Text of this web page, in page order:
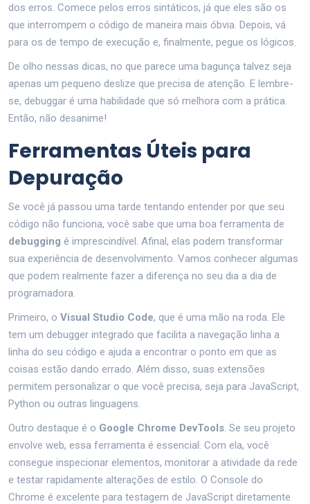
dos erros. Comece pelos erros sintáticos, já que eles são os
que interrompem o código de maneira mais óbvia. Depois, vá
para os de tempo de execução e, finalmente, pegue os lógicos.
De olho nessas dicas, no que parece uma bagunça talvez seja
apenas um pequeno deslize que precisa de atenção. E lembre-
se, debuggar é uma habilidade que só melhora com a prática.
Então, não desanime!
Ferramentas Úteis para
Depuração
Se você já passou uma tarde tentando entender por que seu
código não funciona, você sabe que uma boa ferramenta de
debugging é imprescindível. Afinal, elas podem transformar
sua experiência de desenvolvimento. Vamos conhecer algumas
que podem realmente fazer a diferença no seu dia a dia de
programadora.
Primeiro, o Visual Studio Code, que é uma mão na roda. Ele
tem um debugger integrado que facilita a navegação linha a
linha do seu código e ajuda a encontrar o ponto em que as
coisas estão dando errado. Além disso, suas extensões
permitem personalizar o que você precisa, seja para JavaScript,
Python ou outras linguagens.
Outro destaque é o Google Chrome DevTools . Se seu projeto
envolve web, essa ferramenta é essencial. Com ela, você
consegue inspecionar elementos, monitorar a atividade da rede
e testar rapidamente alterações de estilo. O Console do
Chrome é excelente para testagem de JavaScript diretamente